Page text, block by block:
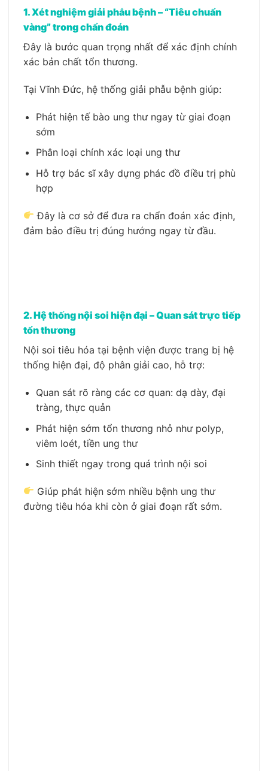
1. Xét nghiệm giải phẫu bệnh – “Tiêu chuẩn
vàng” trong chẩn đoán
Đây là bước quan trọng nhất để xác định chính
xác bản chất tổn thương.
Tại Vĩnh Đức, hệ thống giải phẫu bệnh giúp:
Phát hiện tế bào ung thư ngay từ giai đoạn
sớm
Phân loại chính xác loại ung thư
Hỗ trợ bác sĩ xây dựng phác đồ điều trị phù
hợp
Đây là cơ sở để đưa ra chẩn đoán xác định,
đảm bảo điều trị đúng hướng ngay từ đầu.
2. Hệ thống nội soi hiện đại – Quan sát trực tiếp
tổn thương
Nội soi tiêu hóa tại bệnh viện được trang bị hệ
thống hiện đại, độ phân giải cao, hỗ trợ:
Quan sát rõ ràng các cơ quan: dạ dày, đại
tràng, thực quản
Phát hiện sớm tổn thương nhỏ như polyp,
viêm loét, tiền ung thư
Sinh thiết ngay trong quá trình nội soi
Giúp phát hiện sớm nhiều bệnh ung thư
đường tiêu hóa khi còn ở giai đoạn rất sớm.